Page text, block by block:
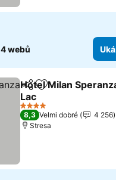
4 webů
SdíletPřidat na
Hotel Milan
Lac
Ukázat ceny
4 Počet hvězdiček
8,3 Velmi dobré
4 256
Stresa